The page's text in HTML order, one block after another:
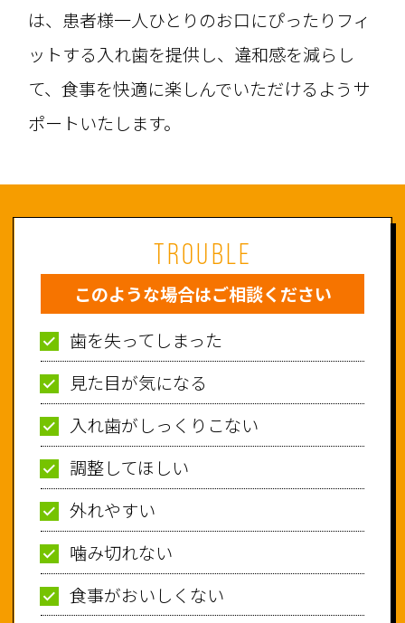
は、患者様一人ひとりのお口にぴったりフィ
ットする入れ歯を提供し、違和感を減らし
て、食事を快適に楽しんでいただけるようサ
ポートいたします。
TROUBLE
このような場合はご相談ください
歯を失ってしまった
見た目が気になる
入れ歯がしっくりこない
調整してほしい
外れやすい
噛み切れない
食事がおいしくない